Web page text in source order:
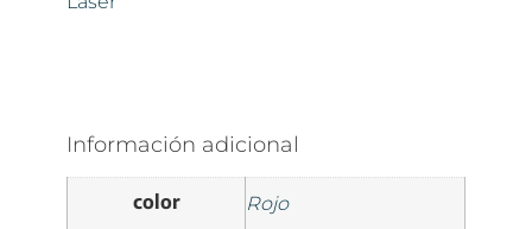
Información adicional
color Rojo